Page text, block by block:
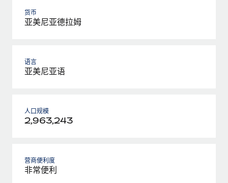
货币
亚美尼亚德拉姆
语言
亚美尼亚语
人口规模
2,963,243
营商便利度
非常便利